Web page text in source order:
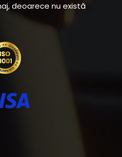
deoarece nu există